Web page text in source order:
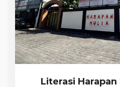
Literasi Harapan